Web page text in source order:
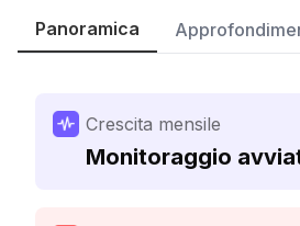
Panoramica
Crescita mensile
Monitoraggio